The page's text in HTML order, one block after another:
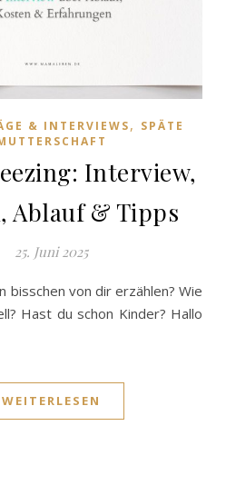
& INTERVIEWS, SPÄTE
Interview,
Ablauf & Tipps
25. Juni 2025
bisschen von dir erzählen? Wie
Hast du schon Kinder? Hallo
WEITERLESEN